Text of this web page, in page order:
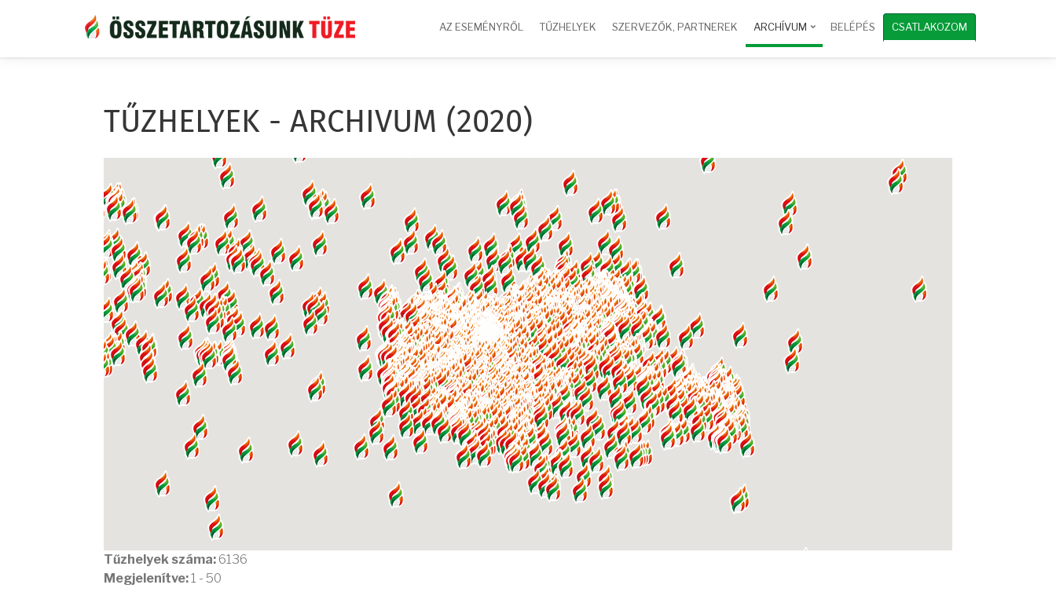
AZ ESEMÉNYRŐL TŰZHELYEK SZERVEZŐK, PARTNEREK ARCHÍVUM BELÉPÉS CSATLAKOZOM
TŰZHELYEK - ARCHIVUM (2020)
Tűzhelyek száma: 6136
Megjelenítve:1 - 50